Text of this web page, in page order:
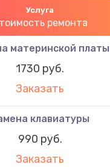
Услуга
ремонта
материнской платы
1730 руб.
Заказать
клавиатуры
990 руб.
Заказать